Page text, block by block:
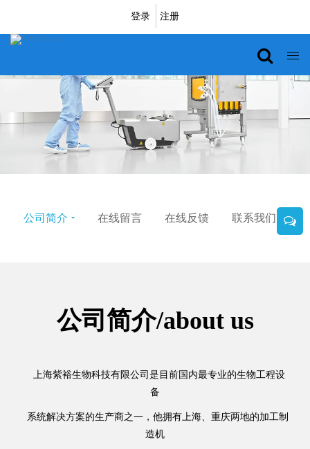
登录 注册
公司简介 在线留言 在线反馈 联系我们
公司简介/about us
上海紫裕生物科技有限公司是目前国内最专业的生物工程设
备
系统解决方案的生产商之一，他拥有上海、重庆两地的加工制
造机